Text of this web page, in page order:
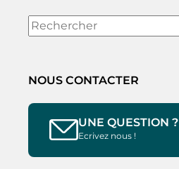
Rechercher
NOUS CONTACTER
UNE QUESTION ?
Ecrivez nous !